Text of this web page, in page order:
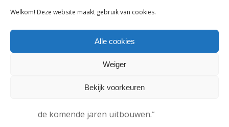
Welkom! Deze website maakt gebruik van cookies.
Alle cookies
Weiger
Bekijk voorkeuren
de zoveel maanden nieuwe stuks zodat
er meer variatie is. En ik ben twee
andere webshops gestart:
Meisjesmaillots.nlen
Ewers, de jongenssites verkoopt
de komende jaren uitbouwen.”